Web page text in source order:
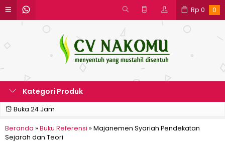
Rp 0 0
Kategori Produk
Buka 24 Jam
Beranda » Buku Referensi » Majanemen Syariah Pendekatan
Sejarah dan Teori